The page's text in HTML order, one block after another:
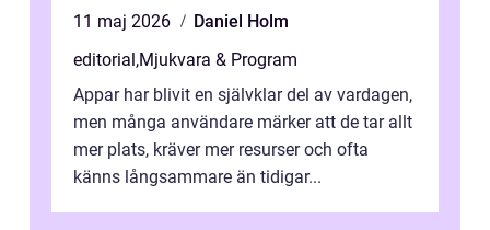
11 maj 2026
Daniel Holm
editorial,Mjukvara & Program
Appar har blivit en självklar del av vardagen,
men många användare märker att de tar allt
mer plats, kräver mer resurser och ofta
känns långsammare än tidigar...